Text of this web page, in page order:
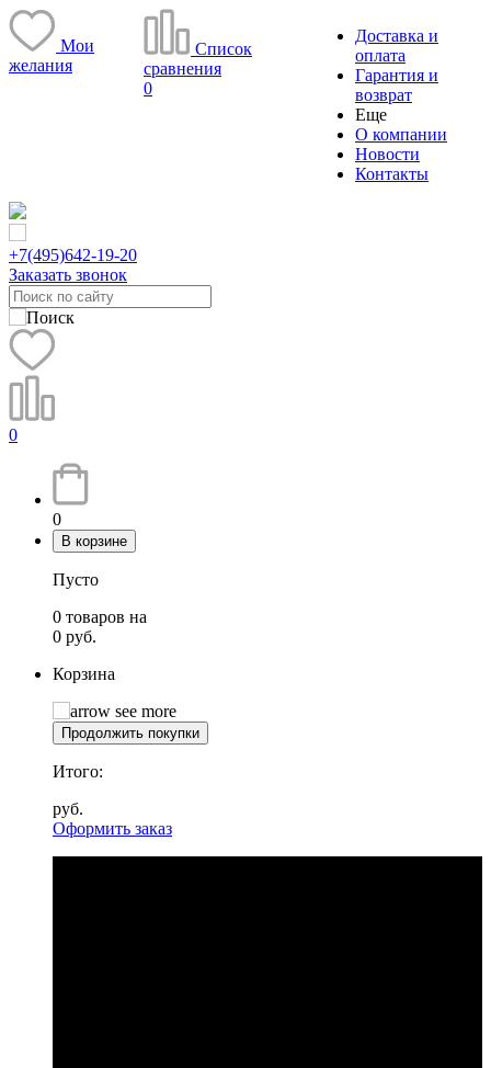
Мои
желания
Список
сравнения
0
Доставка и
оплата
Гарантия и
возврат
Еще
О компании
Новости
Контакты
+7(495)642-19-20
Заказать звонок
0
0
В корзине
Пусто
0 товаров на
0 руб.
Корзина
Продолжить покупки
Итого:
руб.
Оформить заказ